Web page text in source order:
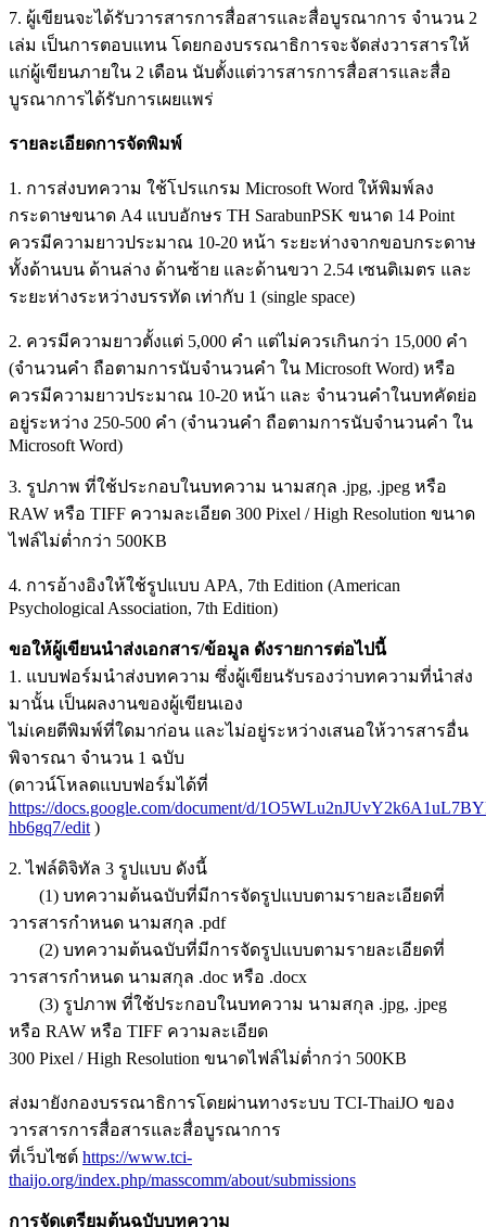
7. ผู้เขียนจะได้รับวารสารการสื่อสารและสื่อบูรณาการ จำนวน 2
เล่ม เป็นการตอบแทน โดยกองบรรณาธิการจะจัดส่งวารสารให้
แก่ผู้เขียนภายใน 2 เดือน นับตั้งแต่วารสารการสื่อสารและสื่อ
บูรณาการได้รับการเผยแพร่
รายละเอียดการจัดพิมพ์
1. การส่งบทความ ใช้โปรแกรม Microsoft Word ให้พิมพ์ลง
กระดาษขนาด A4 แบบอักษร TH SarabunPSK ขนาด 14 Point
ควรมีความยาวประมาณ 10-20 หน้า ระยะห่างจากขอบกระดาษ
ทั้งด้านบน ด้านล่าง ด้านซ้าย และด้านขวา 2.54 เซนติเมตร และ
ระยะห่างระหว่างบรรทัด เท่ากับ 1 (single space)
2. ควรมีความยาวตั้งแต่ 5,000 คำ แต่ไม่ควรเกินกว่า 15,000 คำ
(จำนวนคำ ถือตามการนับจำนวนคำ ใน Microsoft Word) หรือ
ควรมีความยาวประมาณ 10-20 หน้า และ จำนวนคำในบทคัดย่อ
อยู่ระหว่าง 250-500 คำ (จำนวนคำ ถือตามการนับจำนวนคำ ใน
Microsoft Word)
3. รูปภาพ ที่ใช้ประกอบในบทความ นามสกุล .jpg, .jpeg หรือ
RAW หรือ TIFF ความละเอียด 300 Pixel / High Resolution ขนาด
ไฟล์ไม่ต่ำกว่า 500KB
4. การอ้างอิงให้ใช้รูปแบบ APA, 7th Edition (American
Psychological Association, 7th Edition)
ขอให้ผู้เขียนนำส่งเอกสาร/ข้อมูล ดังรายการต่อไปนี้
1. แบบฟอร์มนำส่งบทความ ซึ่งผู้เขียนรับรองว่าบทความที่นำส่ง
มานั้น เป็นผลงานของผู้เขียนเอง
ไม่เคยตีพิมพ์ที่ใดมาก่อน และไม่อยู่ระหว่างเสนอให้วารสารอื่น
พิจารณา จำนวน 1 ฉบับ
(ดาวน์โหลดแบบฟอร์มได้ที่
https://docs.google.com/document/d/
hb6gq7/edit )
2. ไฟล์ดิจิทัล 3 รูปแบบ ดังนี้
(1) บทความต้นฉบับที่มีการจัดรูปแบบตามรายละเอียดที่
วารสารกำหนด นามสกุล .pdf
(2) บทความต้นฉบับที่มีการจัดรูปแบบตามรายละเอียดที่
วารสารกำหนด นามสกุล .doc หรือ .docx
(3) รูปภาพ ที่ใช้ประกอบในบทความ นามสกุล .jpg, .jpeg
หรือ RAW หรือ TIFF ความละเอียด
300 Pixel / High Resolution ขนาดไฟล์ไม่ต่ำกว่า 500KB
ส่งมายังกองบรรณาธิการโดยผ่านทางระบบ TCI-ThaiJO ของ
วารสารการสื่อสารและสื่อบูรณาการ
ที่เว็บไซต์ https://www.tci-
thaijo.org/index.php/masscomm/about/submissions
การจัดเตรียมต้นฉบับบทความ